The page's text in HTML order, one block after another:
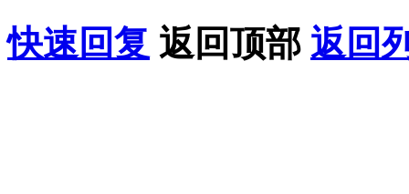
快速回复 返回顶部 返回